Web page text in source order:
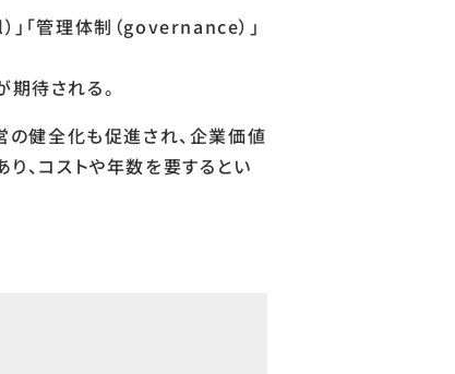
「管理体制（governance）」
待される。
の健全化も促進され、企業価値
、コストや年数を要するとい